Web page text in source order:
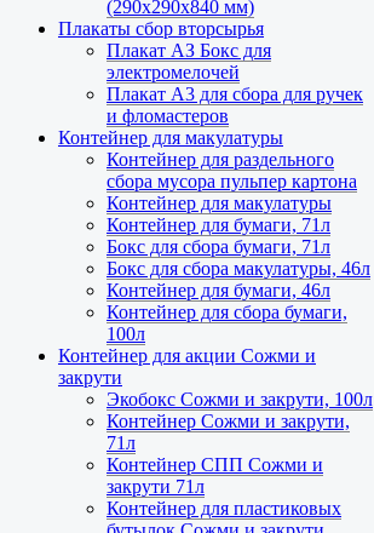
(290х290х840 мм)
Плакаты сбор вторсырья
Плакат АЗ Бокс для
электромелочей
Плакат А3 для сбора для ручек
и фломастеров
Контейнер для макулатуры
Контейнер для раздельного
сбора мусора пульпер картона
Контейнер для макулатуры
Контейнер для бумаги, 71л
Бокс для сбора бумаги, 71л
Бокс для сбора макулатуры, 46л
Контейнер для бумаги, 46л
Контейнер для сбора бумаги,
100л
Контейнер для акции Сожми и
закрути
Экобокс Сожми и закрути, 100л
Контейнер Сожми и закрути,
71л
Контейнер СПП Сожми и
закрути 71л
Контейнер для пластиковых